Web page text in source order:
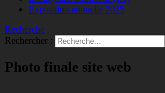
Exposition annuelle 2025
Recherche
Rechercher :
Photo finale site web